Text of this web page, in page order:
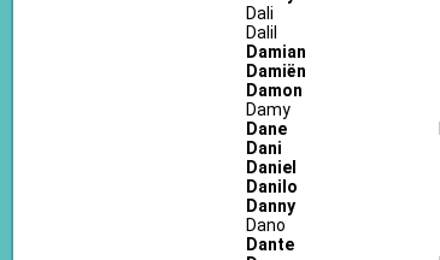
Dali
Dalil
Damian
Damiën
Damon
Damy
Dane
Dani
Daniel
Danilo
Danny
Dano
Dante